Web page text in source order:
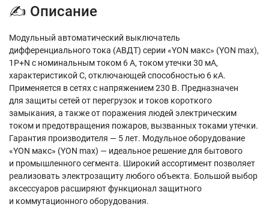
✍ Описание
Модульный автоматический выключатель
дифференциального тока (АВДТ) серии «YON макс» (YON max),
1P+N с номинальным током 6 А, током утечки 30 мА,
характеристикой C, отключающей способностью 6 кА.
Применяется в сетях с напряжением 230 В. Предназначен
для защиты сетей от перегрузок и токов короткого
замыкания, а также от поражения людей электрическим
током и предотвращения пожаров, вызванных токами утечки.
Гарантия производителя — 5 лет. Модульное оборудование
«YON макс» (YON max) — идеальное решение для бытового
и промышленного сегмента. Широкий ассортимент позволяет
реализовать электрозащиту любого объекта. Большой выбор
аксессуаров расширяют функционал защитного
и коммутационного оборудования.